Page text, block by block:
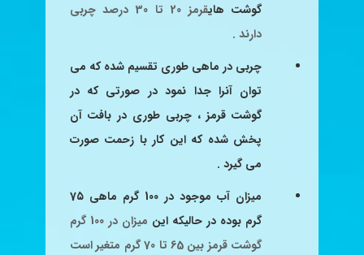
گوشت های
قرمز 20 تا 30 درصد چربی
دارند .
چربی در ماهی طوری تقسیم شده که می
توان آنرا جدا نموددر صورتی که در
گوشت قرمز ، چربی طوری در بافت آن
پخش شدهکه این کار با زحمت صورت
می گیرد .
میزان آب موجود در 100 گرم ماهی 7۵
گرم بوده در حالیکه این
میزان در 100 گرم
گوشت قرمز بین 65 تا 70 گرم متغیر است